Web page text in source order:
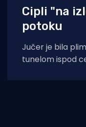
Cipli "na
potoku
Jučer je bila
tunelom ispod